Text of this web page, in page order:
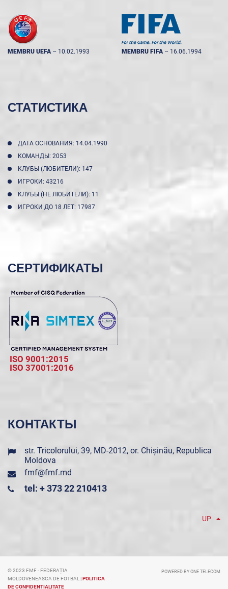
MEMBRU UEFA -- 10.02.1993 MEMBRU FIFA -- 16.06.1994
СТАТИСТИКА
ДАТА ОСНОВАНИЯ: 14.04.1990
КОМАНДЫ: 2053
КЛУБЫ (ЛЮБИТЕЛИ): 147
ИГРОКИ: 43216
КЛУБЫ (НЕ ЛЮБИТЕЛИ): 11
ИГРОКИ ДО 18 ЛЕТ: 17987
СЕРТИФИКАТЫ
ISO 9001:2015
ISO 37001:2016
КОНТАКТЫ
str. Tricolorului, 39, MD-2012, or. Chișinău, Republica
Moldova
fmf@fmf.md
tel: + 373 22 210413
UP
© 2023 FMF - FEDERAȚIA
MOLDOVENEASCA DE FOTBAL |
POLITICA
DE CONFIDENȚIALITATE
POWERED BY ONE TELECOM